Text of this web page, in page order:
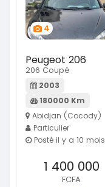
4
Peugeot 206
206 Coupé
2003
180000 Km
Abidjan (Cocody)
Particulier
Posté il y a 10 mois
1 400 000
FCFA